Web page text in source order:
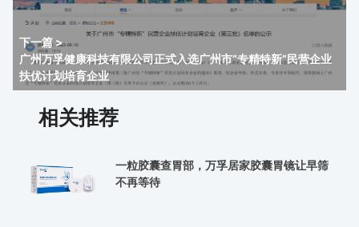
下一篇 >
广州万孚健康科技有限公司正式入选广州市“专精特新”民营企业
扶优计划培育企业
相关推荐
一粒胶囊查胃部，万孚居家胶囊胃镜让早筛
不再等待